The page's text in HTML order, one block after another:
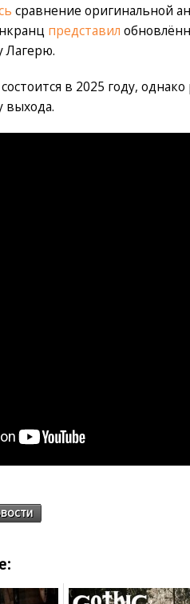
сравнение оригинальной
представил
Лагерю.
в 2025 году,
выхода.